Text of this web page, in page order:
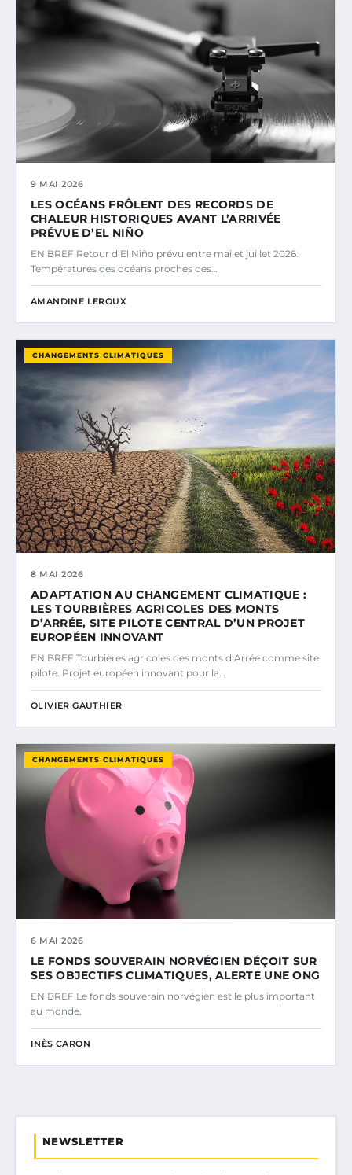
9 MAI 2026
LES OCÉANS FRÔLENT DES RECORDS DE
CHALEUR HISTORIQUES AVANT L’ARRIVÉE
PRÉVUE D’EL NIÑO
EN BREF Retour d’El Niño prévu entre mai et juillet 2026.
Températures des océans proches des…
AMANDINE LEROUX
CHANGEMENTS CLIMATIQUES
8 MAI 2026
ADAPTATION AU CHANGEMENT CLIMATIQUE :
LES TOURBIÈRES AGRICOLES DES MONTS
D’ARRÉE, SITE PILOTE CENTRAL D’UN PROJET
EUROPÉEN INNOVANT
EN BREF Tourbières agricoles des monts d’Arrée comme site
pilote. Projet européen innovant pour la…
OLIVIER GAUTHIER
CHANGEMENTS CLIMATIQUES
6 MAI 2026
LE FONDS SOUVERAIN NORVÉGIEN DÉÇOIT SUR
SES OBJECTIFS CLIMATIQUES, ALERTE UNE ONG
EN BREF Le fonds souverain norvégien est le plus important
au monde.
INÈS CARON
NEWSLETTER